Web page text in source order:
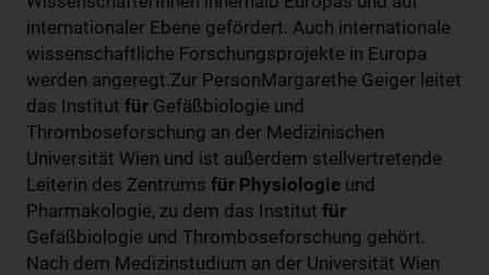
internationaler Ebene gefördert. Auch internationale
wissenschaftliche Forschungsprojekte in Europa
werden angeregt.Zur PersonMargarethe Geiger leitet
das Institut für Gefäßbiologie und
Thromboseforschung an der Medizinischen
Universität Wien und ist außerdem stellvertretende
Leiterin des Zentrums für Physiologie und
Pharmakologie, zu dem das Institut für
Gefäßbiologie und Thromboseforschung gehört.
Nach dem Medizinstudium an der Universität Wien